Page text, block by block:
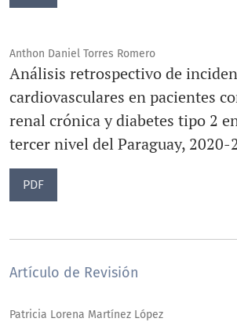
Anthon Daniel Torres Romero
Análisis retrospectivo de
cardiovasculares en pacientes
renal crónica y diabetes tipo 2
tercer nivel del Paraguay, 2020-
PDF
Artículo de Revisión
Patricia Lorena Martínez López